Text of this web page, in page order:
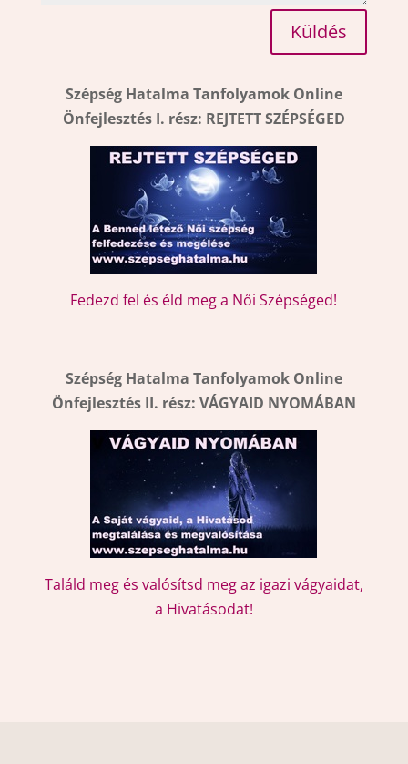
Küldés
Szépség Hatalma Tanfolyamok Online
Önfejlesztés I. rész: REJTETT SZÉPSÉGED
Fedezd fel és éld meg a Női Szépséged!
Szépség Hatalma Tanfolyamok Online
Önfejlesztés II. rész: VÁGYAID NYOMÁBAN
Találd meg és valósítsd meg az igazi vágyaidat,
a Hivatásodat!